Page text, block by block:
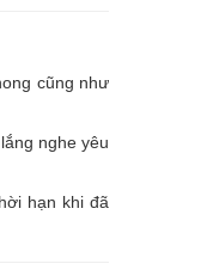
cũng như
nghe yêu
hạn khi đã